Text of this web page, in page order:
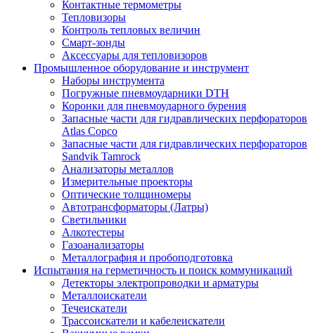
Контактные термометры
Тепловизоры
Контроль тепловых величин
Смарт-зонды
Аксессуары для тепловизоров
Промышленное оборудование и инструмент
Наборы инструмента
Погружные пневмоударники DTH
Коронки для пневмоударного бурения
Запасные части для гидравлических перфораторов
Atlas Copco
Запасные части для гидравлических перфораторов
Sandvik Tamrock
Анализаторы металлов
Измерительные проекторы
Оптические толщиномеры
Автотрансформаторы (Латры)
Светильники
Алкотестеры
Газоанализаторы
Металлография и пробоподготовка
Испытания на герметичность и поиск коммуникаций
Детекторы электропроводки и арматуры
Металлоискатели
Течеискатели
Трассоискатели и кабелеискатели